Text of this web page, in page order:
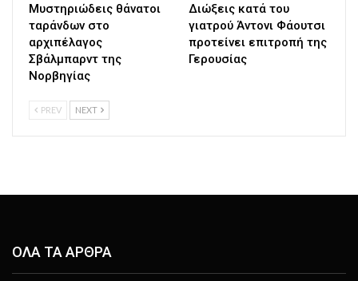
Μυστηριώδεις θάνατοι
ταράνδων στο
αρχιπέλαγος
Σβάλμπαρντ της
Νορβηγίας
Διώξεις κατά του
γιατρού Άντονι Φάουτσι
προτείνει επιτροπή της
Γερουσίας
PREV NEXT
ΟΛΑ ΤΑ ΑΡΘΡΑ